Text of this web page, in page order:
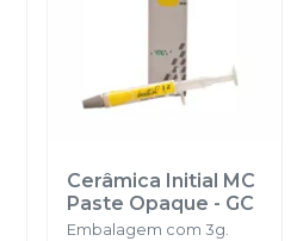
Cerâmica Initial MC
Paste Opaque - GC
Embalagem com 3g.